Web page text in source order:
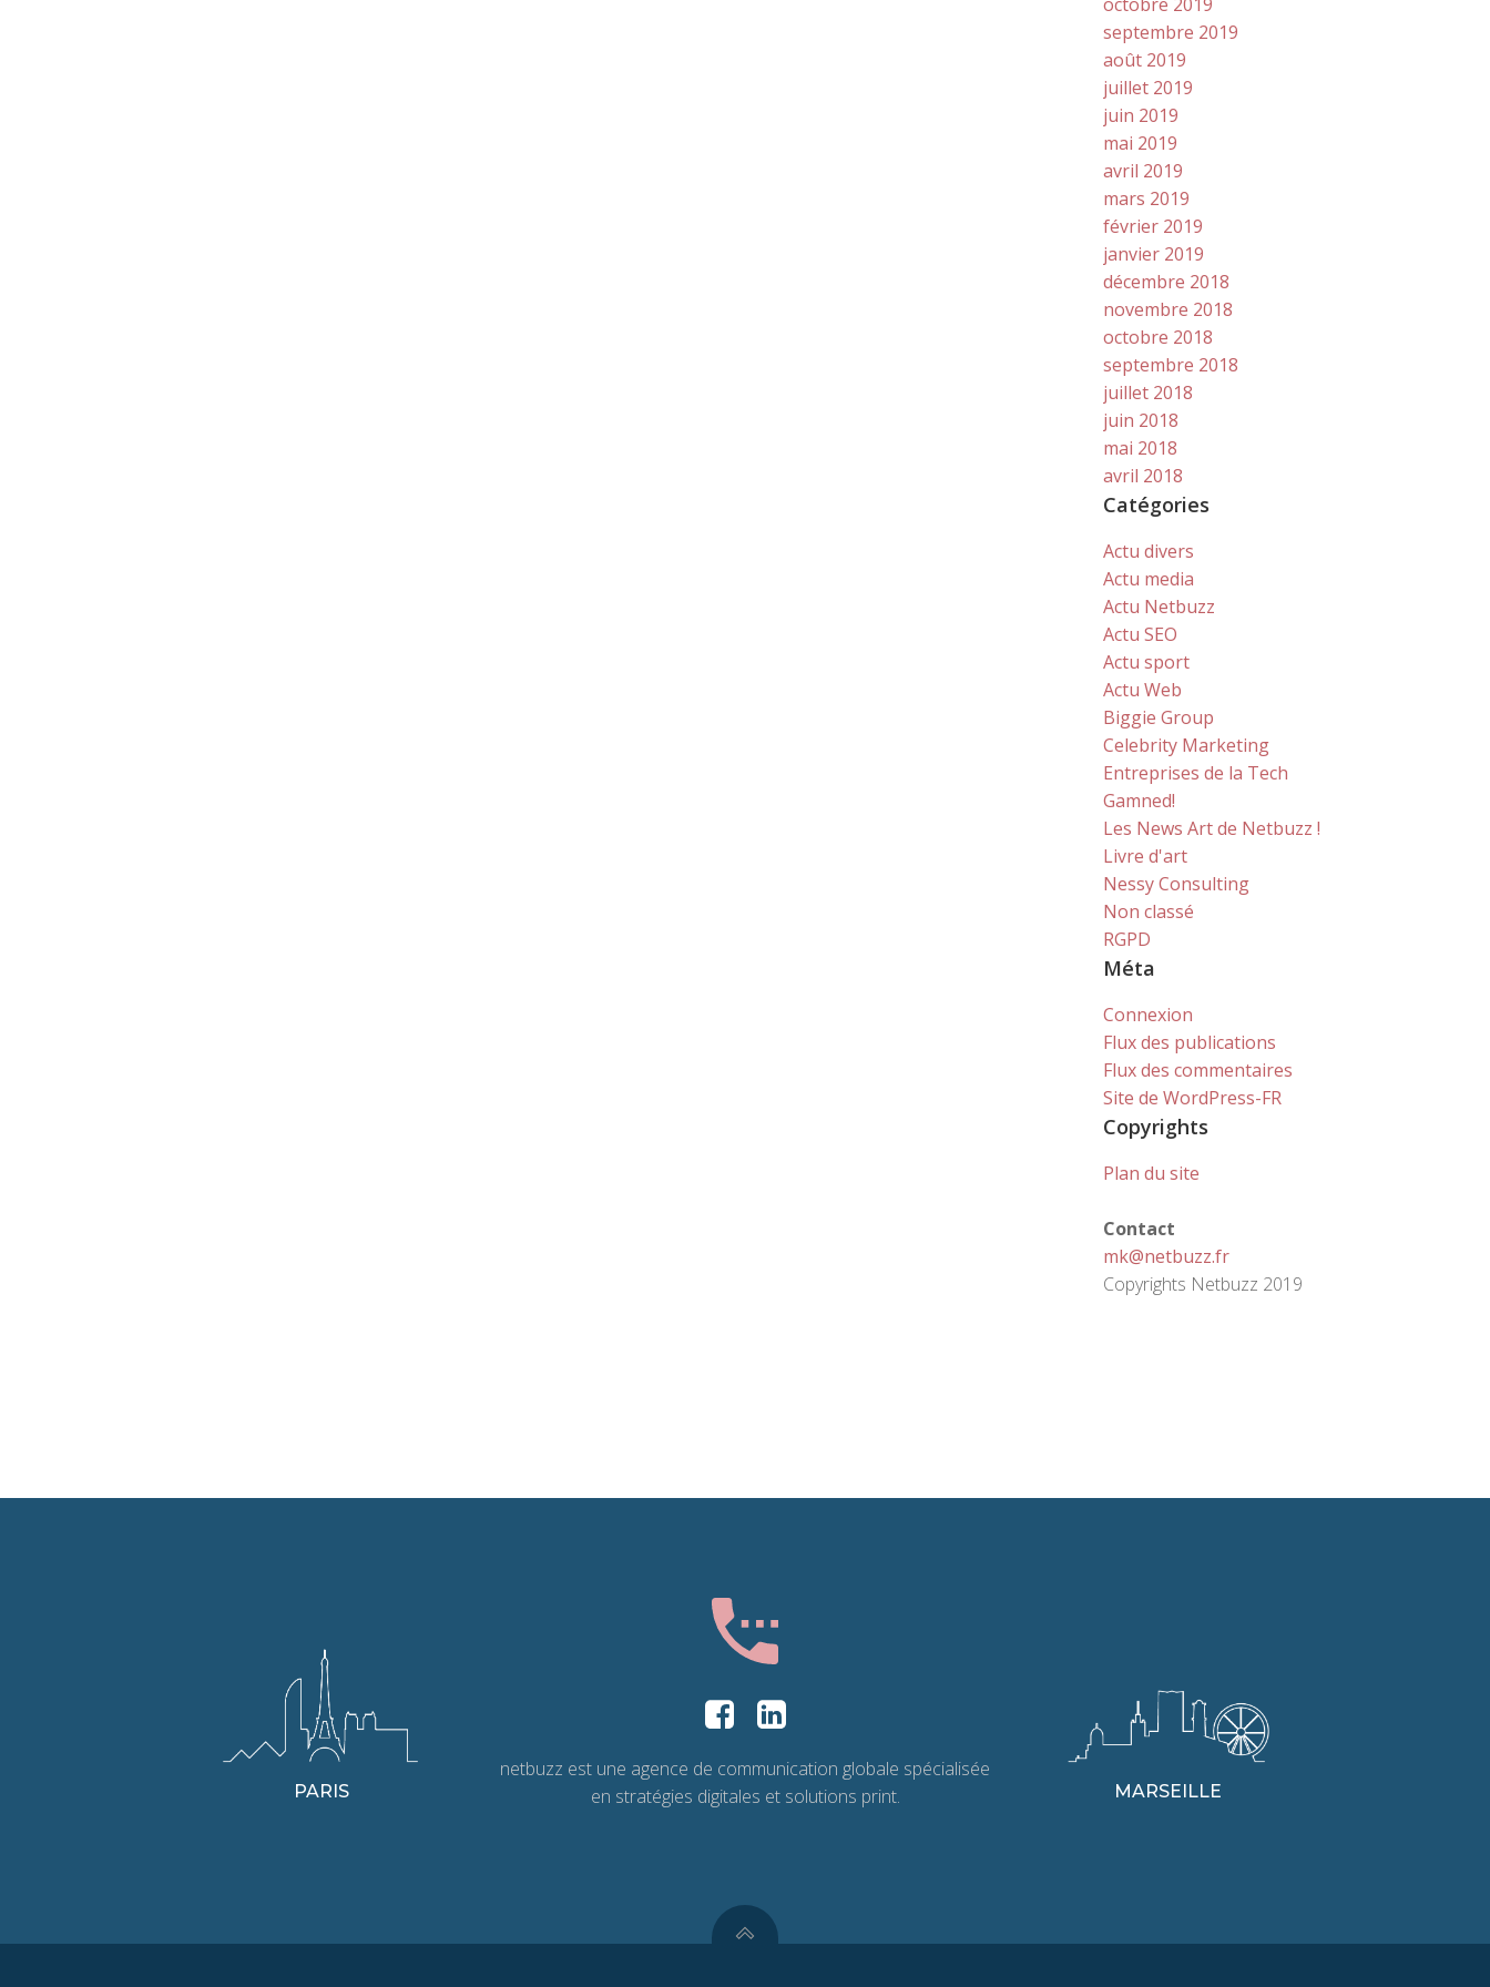
septembre 2019
août 2019
juillet 2019
juin 2019
mai 2019
avril 2019
mars 2019
février 2019
janvier 2019
décembre 2018
novembre 2018
octobre 2018
septembre 2018
juillet 2018
juin 2018
mai 2018
avril 2018
Catégories
Actu divers
Actu media
Actu Netbuzz
Actu SEO
Actu sport
Actu Web
Biggie Group
Celebrity Marketing
Entreprises de la Tech
Gamned!
Les News Art de Netbuzz !
Livre d'art
Nessy Consulting
Non classé
RGPD
Méta
Connexion
Flux des publications
Flux des commentaires
Site de WordPress-FR
Copyrights
Plan du site
Contact
mk@netbuzz.fr
Copyrights Netbuzz 2019
PARIS
netbuzz est une agence de communication globale spécialisée
en stratégies digitales et solutions print.
MARSEILLE